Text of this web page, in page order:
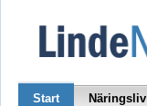
Start Näringsliv